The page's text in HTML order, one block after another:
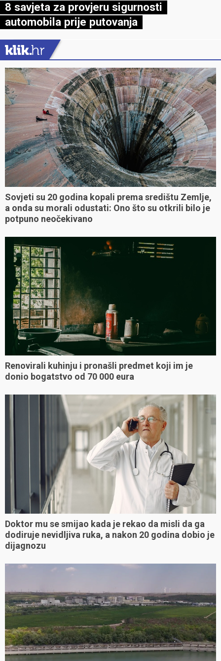
8 savjeta za provjeru sigurnosti
automobila prije putovanja
Sovjeti su 20 godina kopali prema središtu Zemlje,
a onda su morali odustati: Ono što su otkrili bilo je
potpuno neočekivano
Renovirali kuhinju i pronašli predmet koji im je
donio bogatstvo od 70 000 eura
Doktor mu se smijao kada je rekao da misli da ga
dodiruje nevidljiva ruka, a nakon 20 godina dobio je
dijagnozu